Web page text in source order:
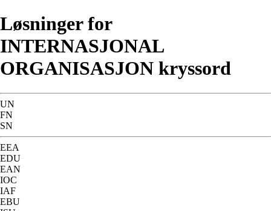
Løsninger for
INTERNASJONAL
ORGANISASJON kryssord
UN
FN
SN
EEA
EDU
EAN
IOC
IAF
EBU